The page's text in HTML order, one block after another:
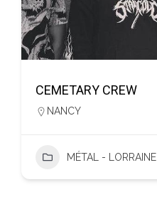
CEMETARY CREW
NANCY
MÉTAL - LORRAINE